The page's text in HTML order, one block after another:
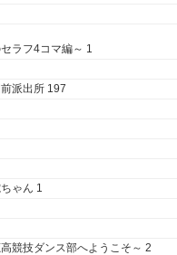
ラフ4コマ編～ 1
派出所 197
ゃん 1
競技ダンス部へようこそ～ 2